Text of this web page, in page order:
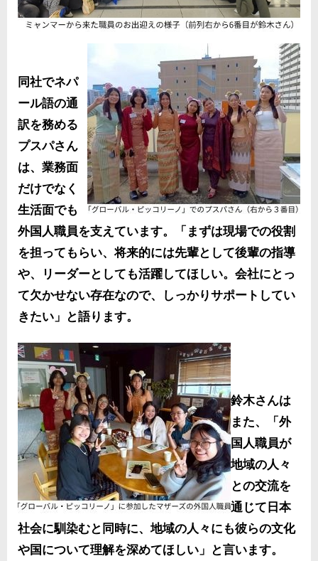
同社でネパ
ール語の通
訳を務める
プスパさん
は、業務面
だけでなく
生活面でも
外国人職員を支えています。「まずは現場での役割
を担ってもらい、将来的には先輩として後輩の指導
や、リーダーとしても活躍してほしい。会社にとっ
て欠かせない存在なので、しっかりサポートしてい
きたい」と語ります。
鈴木さんは
また、「外
国人職員が
地域の人々
との交流を
通じて日本
社会に馴染むと同時に、地域の人々にも彼らの文化
や国について理解を深めてほしい」と言います。